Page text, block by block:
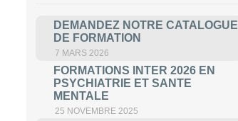
DEMANDEZ NOTRE CATALOGUE
DE FORMATION
7 MARS 2026
FORMATIONS INTER 2026 EN
PSYCHIATRIE ET SANTE
MENTALE
25 NOVEMBRE 2025